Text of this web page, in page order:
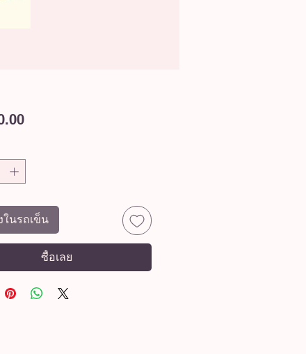
ราคา
ในรถเข็น
ซื้อเลย